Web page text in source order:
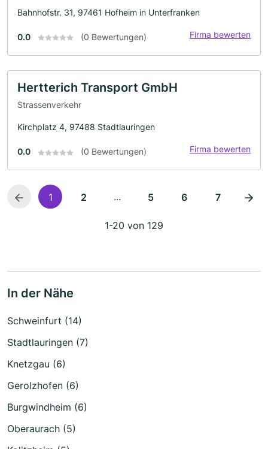
Bahnhofstr. 31, 97461 Hofheim in Unterfranken
0.0 (0 Bewertungen) Firma bewerten
Hertterich Transport GmbH
Strassenverkehr
Kirchplatz 4, 97488 Stadtlauringen
0.0 (0 Bewertungen) Firma bewerten
1 2 ... 5 6 7
1-20 von 129
In der Nähe
Schweinfurt (14)
Stadtlauringen (7)
Knetzgau (6)
Gerolzhofen (6)
Burgwindheim (6)
Oberaurach (5)